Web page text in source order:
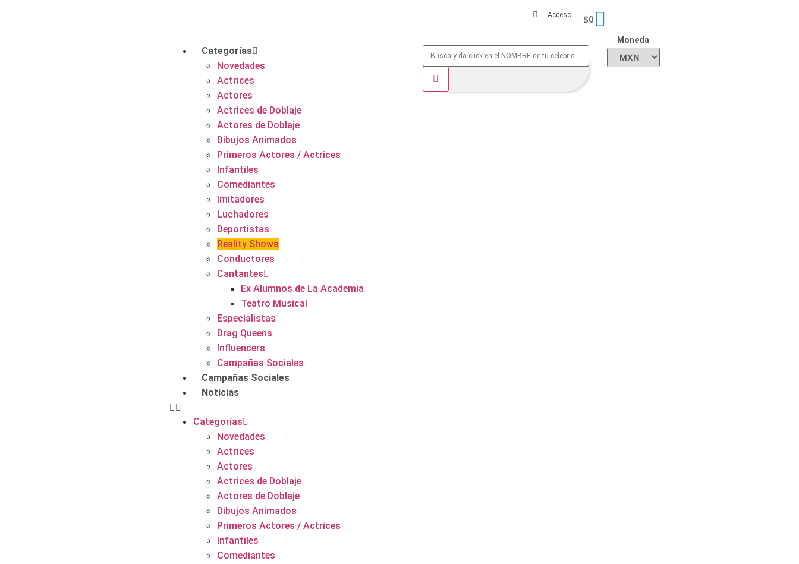
Acceso $0
Categorías
Novedades
Actrices
Actores
Actrices de Doblaje
Actores de Doblaje
Dibujos Animados
Primeros Actores / Actrices
Infantiles
Comediantes
Imitadores
Luchadores
Deportistas
Reality Shows
Conductores
Cantantes
Ex Alumnos de La Academia
Teatro Musical
Especialistas
Drag Queens
Influencers
Campañas Sociales
Campañas Sociales
Noticias
Categorías
Novedades
Actrices
Actores
Actrices de Doblaje
Actores de Doblaje
Dibujos Animados
Primeros Actores / Actrices
Infantiles
Comediantes
Moneda